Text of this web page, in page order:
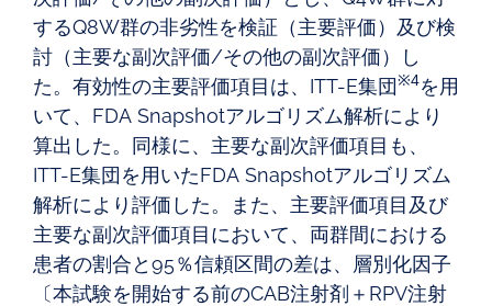
するQ8W群の非劣性を検証（主要評価）及び検
討（主要な副次評価/その他の副次評価）し
た。有効性の主要評価項目は、ITT-E集団※4を用
いて、FDA Snapshotアルゴリズム解析により
算出した。同様に、主要な副次評価項目も、
ITT-E集団を用いたFDA Snapshotアルゴリズム
解析により評価した。また、主要評価項目及び
主要な副次評価項目において、両群間における
患者の割合と95％信頼区間の差は、層別化因子
〔本試験を開始する前のCAB注射剤＋RPV注射